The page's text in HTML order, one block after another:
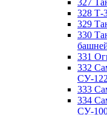
327
328 Т-
329
330
331
332
СУ-122
333
334
СУ-